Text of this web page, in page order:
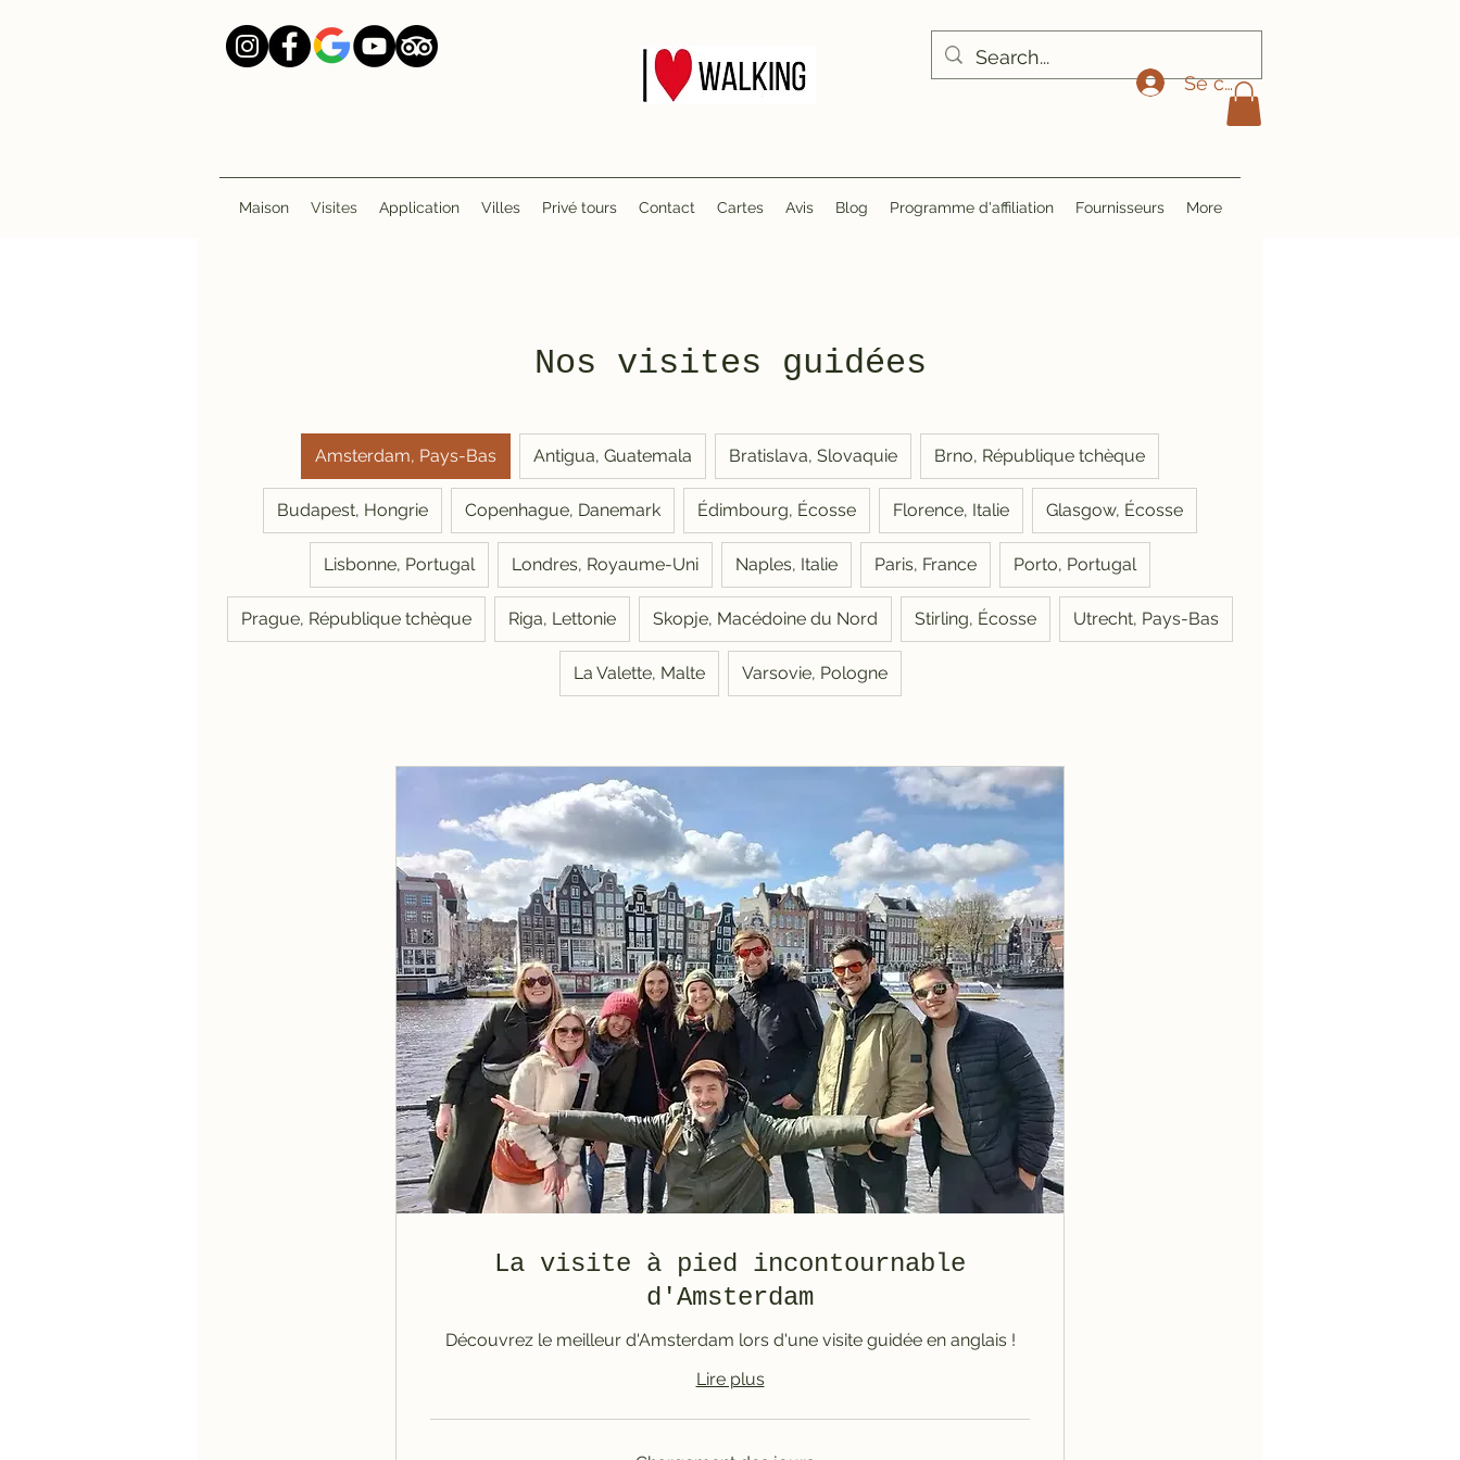
Se connecter
Maison Visites Application Villes Privé tours Contact Cartes Avis Blog Programme d'affiliation Fournisseurs More
Nos visites guidées
Amsterdam, Pays-Bas Antigua, Guatemala Bratislava, Slovaquie Brno, République tchèque
Budapest, Hongrie Copenhague, Danemark Édimbourg, Écosse Florence, Italie Glasgow, Écosse
Lisbonne, Portugal Londres, Royaume-Uni Naples, Italie Paris, France Porto, Portugal
Prague, République tchèque Riga, Lettonie Skopje, Macédoine du Nord Stirling, Écosse Utrecht, Pays-Bas
La Valette, Malte Varsovie, Pologne
La visite à pied incontournable
d'Amsterdam
Découvrez le meilleur d'Amsterdam lors d'une visite guidée en anglais !
Lire plus